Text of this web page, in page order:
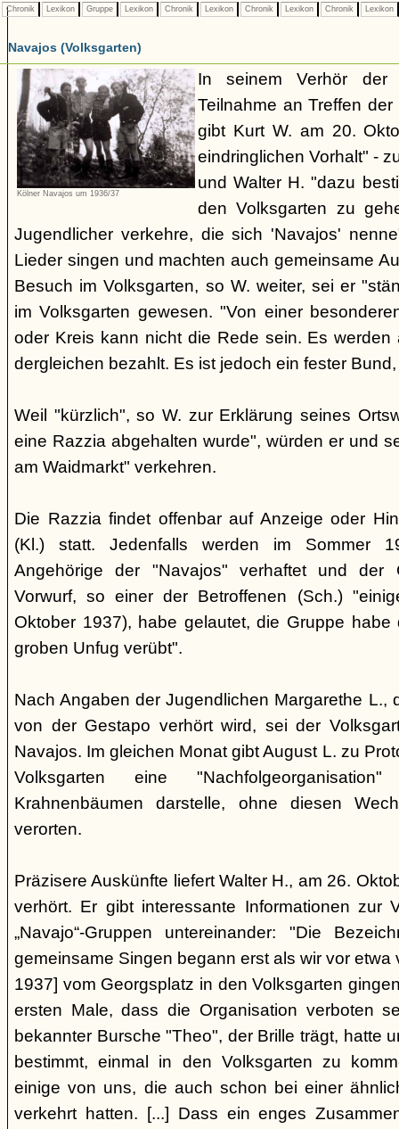
Chronik Lexikon Gruppe Lexikon Chronik Lexikon Chronik Lexikon Chronik Lexikon
Navajos (Volksgarten)
Kölner Navajos um 1936/37
In seinem Verhör der
Teilnahme an Treffen
gibt Kurt W. am 20.
eindringlichen Vorhalt" -
und Walter H. "dazu
den Volksgarten zu
Jugendlicher verkehre, die sich 'Navajos'
Lieder singen und machten auch gemeinsame
Besuch im Volksgarten, so W. weiter, sei er
im Volksgarten gewesen. "Von einer
oder Kreis kann nicht die Rede sein. Es
dergleichen bezahlt. Es ist jedoch ein fester
Weil "kürzlich", so W. zur Erklärung seines
eine Razzia abgehalten wurde", würden er und
am Waidmarkt" verkehren.
Die Razzia findet offenbar auf Anzeige oder
(Kl.) statt. Jedenfalls werden im Sommer
Angehörige der "Navajos" verhaftet und der
Vorwurf, so einer der Betroffenen (Sch.)
Oktober 1937), habe gelautet, die Gruppe
groben Unfug verübt".
Nach Angaben der Jugendlichen Margarethe L.,
von der Gestapo verhört wird, sei der
Navajos. Im gleichen Monat gibt August L. zu
Volksgarten eine
Krahnenbäumen darstelle, ohne diesen
verorten.
Präzisere Auskünfte liefert Walter H., am 26.
verhört. Er gibt interessante Informationen zur
„Navajo“-Gruppen untereinander: "Die
gemeinsame Singen begann erst als wir vor etwa
1937] vom Georgsplatz in den Volksgarten
ersten Male, dass die Organisation verboten
bekannter Bursche "Theo", der Brille trägt, hatte
bestimmt, einmal in den Volksgarten zu
einige von uns, die auch schon bei einer
verkehrt hatten. [...] Dass ein enges